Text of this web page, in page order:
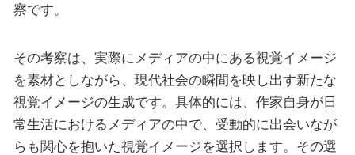
察です。
その考察は、実際にメディアの中にある視覚イメージ
を素材としながら、現代社会の瞬間を映し出す新たな
視覚イメージの生成です。具体的には、作家自身が日
常生活におけるメディアの中で、受動的に出会いなが
らも関心を抱いた視覚イメージを選択します。その選